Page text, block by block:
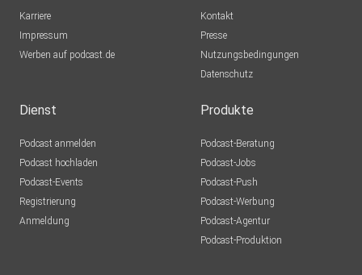
Karriere
Impressum
Werben auf podcast.de
Kontakt
Presse
Nutzungsbedingungen
Datenschutz
Dienst
Podcast anmelden
Podcast hochladen
Podcast-Events
Registrierung
Anmeldung
Produkte
Podcast-Beratung
Podcast-Jobs
Podcast-Push
Podcast-Werbung
Podcast-Agentur
Podcast-Produktion